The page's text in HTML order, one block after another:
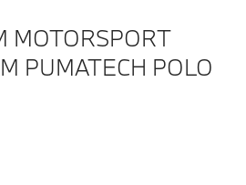
MOTORSPORT
PUMATECH POLO